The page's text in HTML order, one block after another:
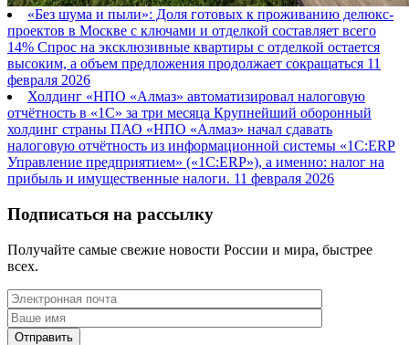
«Без шума и пыли»: Доля готовых к проживанию делюкс-
проектов в Москве с ключами и отделкой составляет всего
14% Спрос на эксклюзивные квартиры с отделкой остается
высоким, а объем предложения продолжает сокращаться 11
февраля 2026
Холдинг «НПО «Алмаз» автоматизировал налоговую
отчётность в «1С» за три месяца Крупнейший оборонный
холдинг страны ПАО «НПО «Алмаз» начал сдавать
налоговую отчётность из информационной системы «1С:ERP
Управление предприятием» («1С:ERP»), а именно: налог на
прибыль и имущественные налоги. 11 февраля 2026
Подписаться на рассылку
Получайте самые свежие новости России и мира, быстрее
всех.